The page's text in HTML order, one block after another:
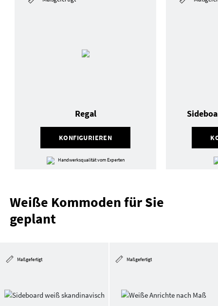
KONFIGURIEREN
Regal
Handwerksqualität vom Experten
Weiße Kommoden für Sie
geplant
Maßgefertigt Maßgefertigt